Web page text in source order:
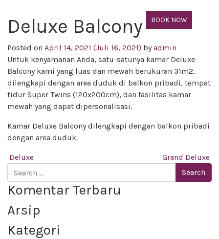
BOOK NOW
Deluxe Balcony
Posted on April 14, 2021 (Juli 16, 2021) byadmin
Untuk kenyamanan Anda, satu-satunya kamar Deluxe
Balcony kami yang luas dan mewah berukuran 31m2,
dilengkapi dengan area duduk di balkon pribadi, tempat
tidur Super Twins (120x200cm), dan fasilitas kamar
mewah yang dapat dipersonalisasi.
Kamar Deluxe Balcony dilengkapi dengan balkon pribadi
dengan area duduk.
Post navigation
Deluxe
Grand Deluxe
Search
Komentar Terbaru
Arsip
Kategori